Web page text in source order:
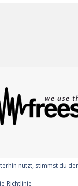
nutzt, stimmst du
Richtlinie